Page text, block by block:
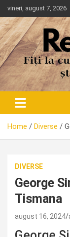
Skip
to
content
vineri, august 7, 2026
Home Diverse
DIVERSE
George
Tismana
august 16, 2024